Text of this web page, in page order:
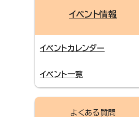
イベント情報
イベントカレンダー
イベント一覧
よくある質問